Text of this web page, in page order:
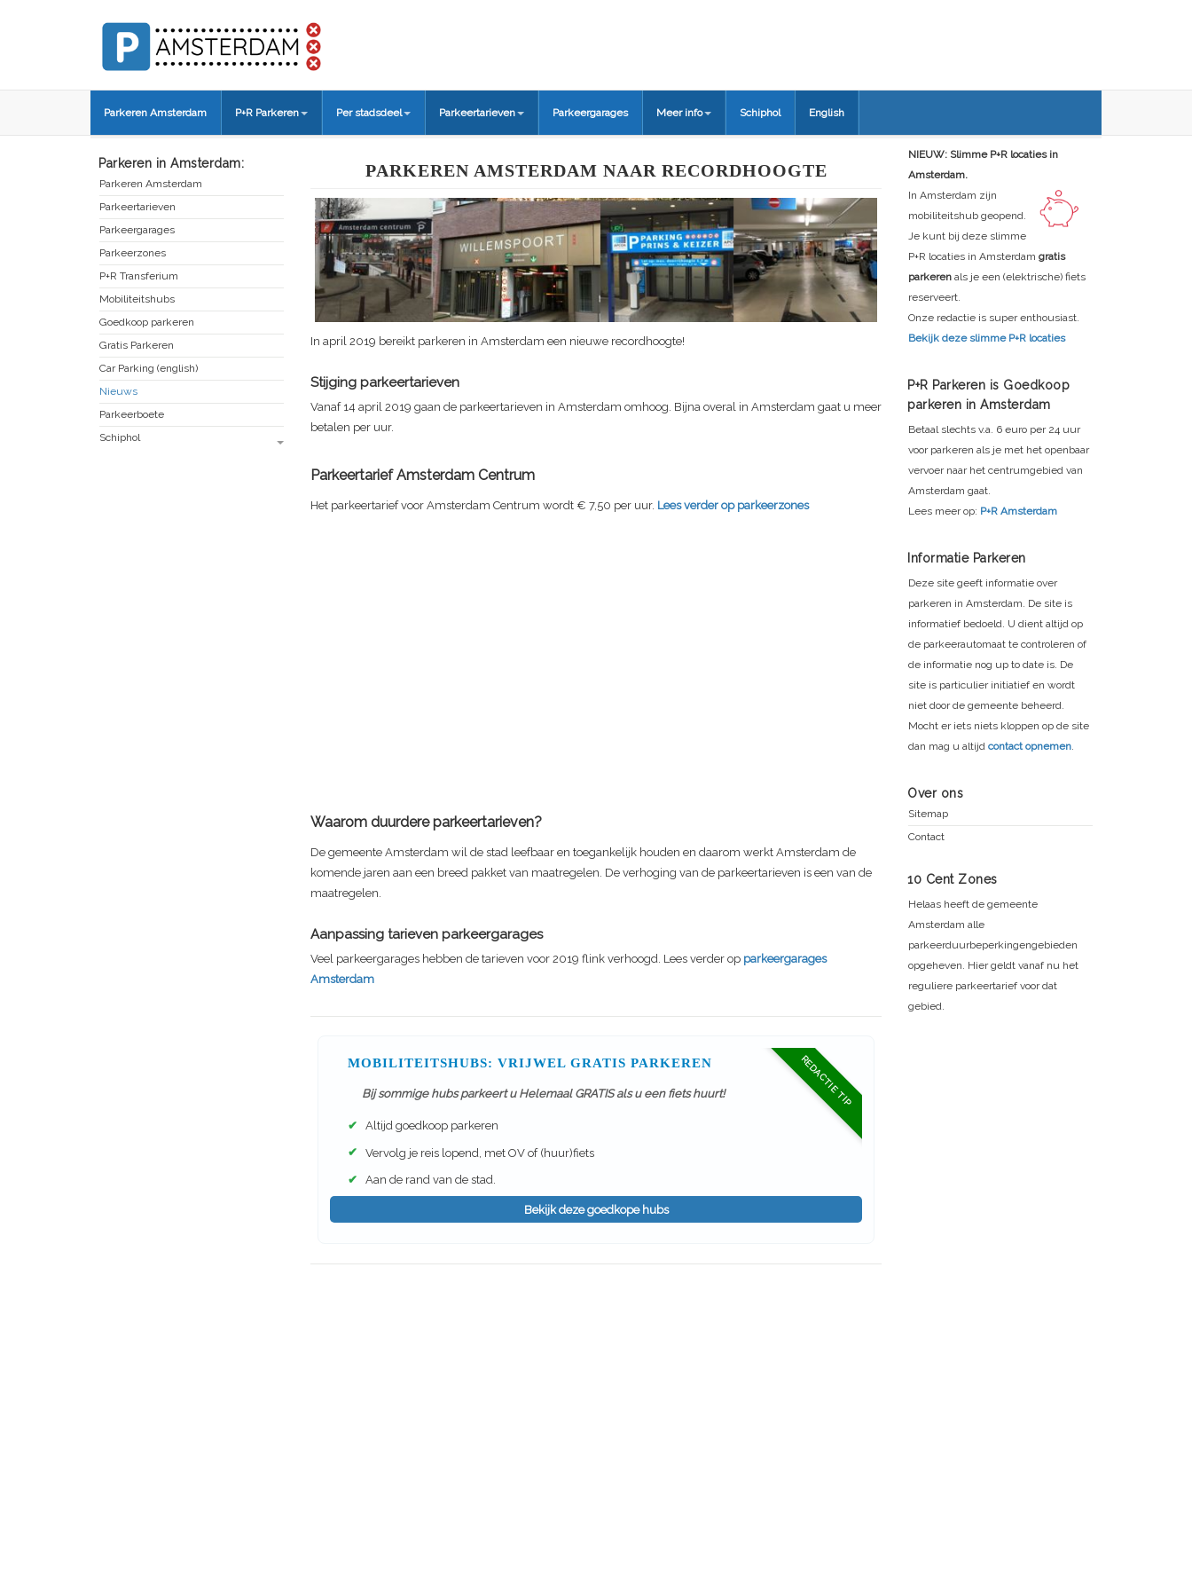
Parkeren Amsterdam P+R Parkeren Per stadsdeel Parkeertarieven Parkeergarages Meer info Schiphol English
PARKEREN AMSTERDAM NAAR RECORDHOOGTE
In april 2019 bereikt parkeren in Amsterdam een nieuwe recordhoogte!
Stijging parkeertarieven
Vanaf 14 april 2019 gaan de parkeertarieven in Amsterdam omhoog. Bijna overal in Amsterdam gaat u meer
betalen per uur.
Parkeertarief Amsterdam Centrum
Het parkeertarief voor Amsterdam Centrum wordt € 7,50 per uur. Lees verder op parkeerzones
Waarom duurdere parkeertarieven?
De gemeente Amsterdam wil de stad leefbaar en toegankelijk houden en daarom werkt Amsterdam de
komende jaren aan een breed pakket van maatregelen. De verhoging van de parkeertarieven is een van de
maatregelen.
Aanpassing tarieven parkeergarages
Veel parkeergarages hebben de tarieven voor 2019 flink verhoogd. Lees verder op parkeergarages
Amsterdam
REDACTIE TIP
MOBILITEITSHUBS: VRIJWEL GRATIS PARKEREN
Bij sommige hubs parkeert u Helemaal GRATIS als u een fiets huurt!
✔ Altijd goedkoop parkeren
✔ Vervolg je reis lopend, met OV of (huur)fiets
✔ Aan de rand van de stad.
Bekijk deze goedkope hubs
Parkeren in Amsterdam:
Parkeren Amsterdam
Parkeertarieven
Parkeergarages
Parkeerzones
P+R Transferium
Mobiliteitshubs
Goedkoop parkeren
Gratis Parkeren
Car Parking (english)
Nieuws
Parkeerboete
Schiphol
NIEUW: Slimme P+R locaties in
Amsterdam.
In Amsterdam zijn
mobiliteitshub geopend.
Je kunt bij deze slimme
P+R locaties in Amsterdam gratis
parkeren als je een (elektrische) fiets
reserveert.
Onze redactie is super enthousiast.
Bekijk deze slimme P+R locaties
P+R Parkeren is Goedkoop
parkeren in Amsterdam
Betaal slechts v.a. 6 euro per 24 uur
voor parkeren als je met het openbaar
vervoer naar het centrumgebied van
Amsterdam gaat.
Lees meer op: P+R Amsterdam
Informatie Parkeren
Deze site geeft informatie over
parkeren in Amsterdam. De site is
informatief bedoeld. U dient altijd op
de parkeerautomaat te controleren of
de informatie nog up to date is. De
site is particulier initiatief en wordt
niet door de gemeente beheerd.
Mocht er iets niets kloppen op de site
dan mag u altijd contact opnemen.
Over ons
Sitemap
Contact
10 Cent Zones
Helaas heeft de gemeente
Amsterdam alle
parkeerduurbeperkingengebieden
opgeheven. Hier geldt vanaf nu het
reguliere parkeertarief voor dat
gebied.